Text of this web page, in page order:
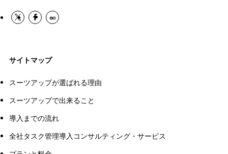
サイトマップ
スーツアップが選ばれる理由
スーツアップで出来ること
導入までの流れ
全社タスク管理導入コンサルティング・サービス